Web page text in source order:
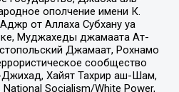
ополчение имени К.
от Аллаха Субхану уа
Муджахеды джамаата Ат-
Джамаат, Рохнамо
сообщество
Джихад, Хайят Тахрир аш-Шам,
Socialism/White Power,